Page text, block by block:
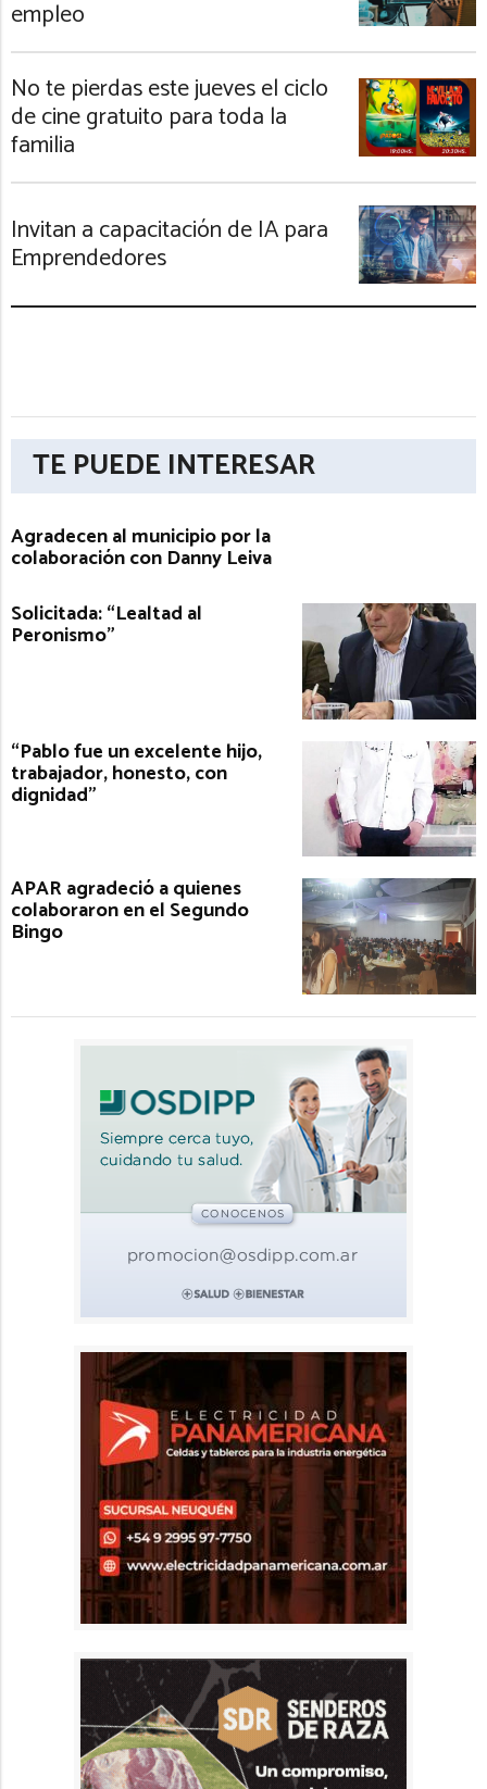
empleo
No te pierdas este jueves el ciclo
de cine gratuito para toda la
familia
Invitan a capacitación de IA para
Emprendedores
TE PUEDE INTERESAR
Agradecen al municipio por la
colaboración con Danny Leiva
Solicitada: “Lealtad al
Peronismo”
“Pablo fue un excelente hijo,
trabajador, honesto, con
dignidad”
APAR agradeció a quienes
colaboraron en el Segundo
Bingo